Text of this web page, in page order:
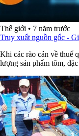
Thế giới • 7 năm trước
Truy xuất nguồn gốc -
Khi các rào cản về thuế
lượng sản phẩm tôm,